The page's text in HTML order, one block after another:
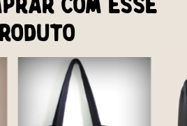
com esse